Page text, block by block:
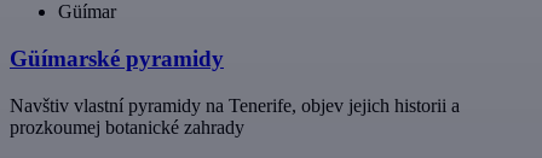
Güímar
Güímarské pyramidy
Navštiv vlastní pyramidy na Tenerife, objev jejich historii a
prozkoumej botanické zahrady